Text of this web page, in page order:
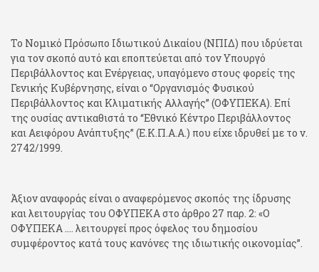
Το Νομικό Πρόσωπο Ιδιωτικού Δικαίου (ΝΠΙΔ) που ιδρύεται
για τον σκοπό αυτό και εποπτεύεται από τον Υπουργό
Περιβάλλοντος και Ενέργειας, υπαγόμενο στους φορείς της
Γενικής Κυβέρνησης, είναι ο “Οργανισμός Φυσικού
Περιβάλλοντος και Κλιματικής Αλλαγής” (ΟΦΥΠΕΚΑ). Επί
της ουσίας αντικαθιστά το “Εθνικό Κέντρο Περιβάλλοντος
και Αειφόρου Ανάπτυξης” (Ε.Κ.Π.Α.Α.) που είχε ιδρυθεί με το ν.
2742/1999.
Άξιον αναφοράς είναι ο αναφερόμενος σκοπός της ίδρυσης
και λειτουργίας του ΟΦΥΠΕΚΑ στο άρθρο 27 παρ. 2: «Ο
ΟΦΥΠΕΚΑ …. λειτουργεί προς όφελος του δημοσίου
συμφέροντος κατά τους κανόνες της ιδιωτικής οικονομίας”.